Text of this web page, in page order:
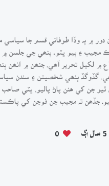
۾ ٻہ وڏا طوفاني قسم جا سياسي
۽ ٻيو ڀٽو. ٻنھي جي جلسن ۾
مجيب ۽ ڀٽو' عبدالواحد آريسر جي 1987ع ۾ لکيل
گڏوگڏ ٻنھي شخصيتن ۽ سندن
جن کي ھنن پاڻ پاليو, ڀٽي صاحب
جڏھن تہ مجيب جن فوجن کي
5 سال اڳ 0